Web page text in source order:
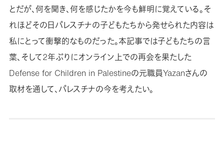
とだが、何を聞き、何を感じたかを今も鮮明に覚えている。そ
れほどその日パレスチナの子どもたちから発せられた内容は
私にとって衝撃的なものだった。本記事では子どもたちの言
葉、そして2年ぶりにオンライン上での再会を果たした
Defense for Children in Palestineの元職員Yazanさんの
取材を通して、パレスチナの今を考えたい。